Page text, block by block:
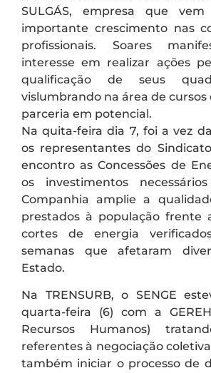
SULGÁS, empresa que vem
importante crescimento nas
profissionais. Soares
interesse em realizar ações
qualificação de seus
vislumbrando na área de cursos
parceria em potencial.
Na quita-feira dia 7, foi a vez
os representantes do
encontro as Concessões de
os investimentos
Companhia amplie a
prestados à população frente
cortes de energia
semanas que afetaram
Estado.
Na TRENSURB, o SENGE
quarta-feira (6) com a
Recursos Humanos)
referentes à negociação
também iniciar o processo de